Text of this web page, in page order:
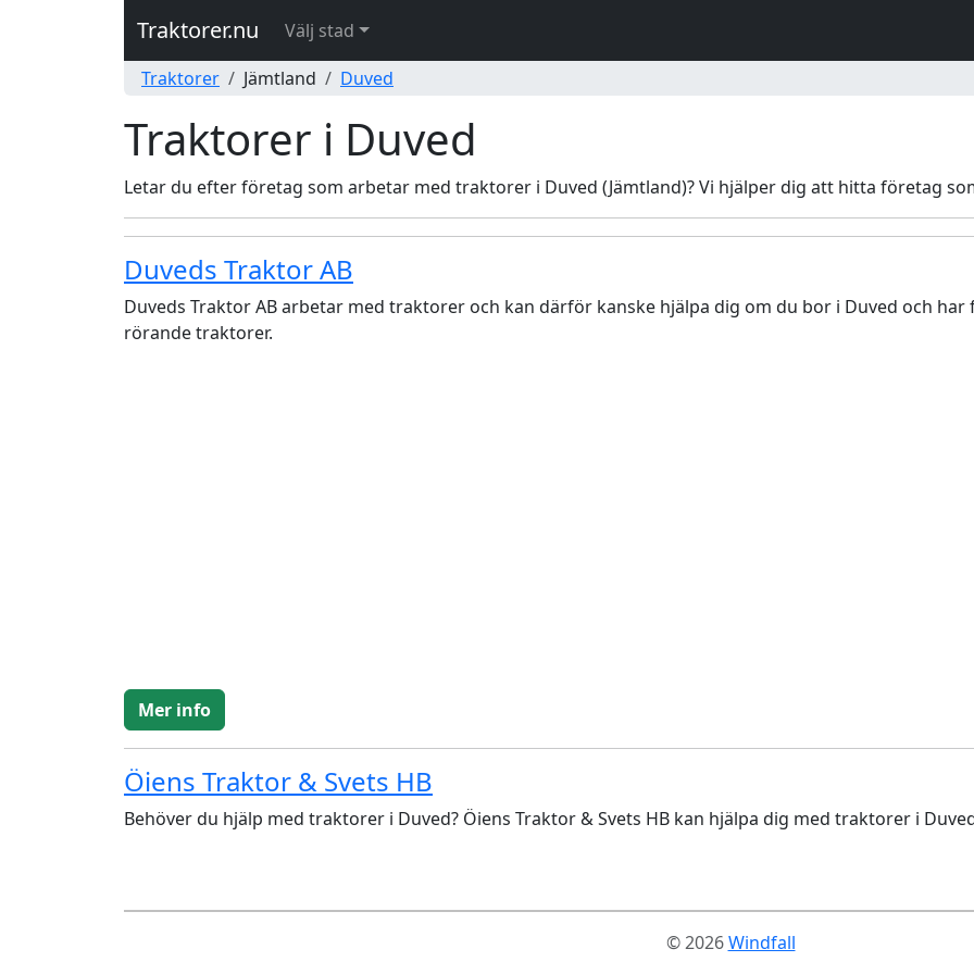
Traktorer.nu
Välj stad
Traktorer
Jämtland Duved
Traktorer i Duved
Letar du efter företag som arbetar med traktorer i Duved (Jämtland)? Vi hjälper dig att hitta företag
Duveds Traktor AB
Duveds Traktor AB arbetar med traktorer och kan därför kanske hjälpa dig om du bor i Duved och har
rörande traktorer.
Mer info
Öiens Traktor & Svets HB
Behöver du hjälp med traktorer i Duved? Öiens Traktor & Svets HB kan hjälpa dig med traktorer i
© 2026Windfall